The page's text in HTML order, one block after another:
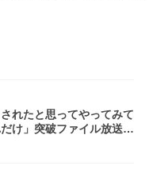
れたと思ってやってみて
だけ」突破ファイル放送で